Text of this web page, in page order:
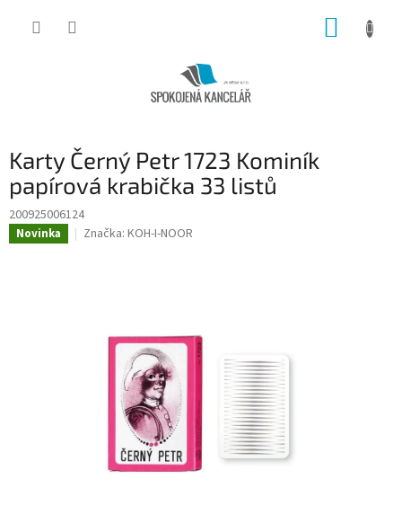
Karty Černý Petr 1723 Kominík
papírová krabička 33 listů
200925006124
Novinka Značka: KOH-I-NOOR